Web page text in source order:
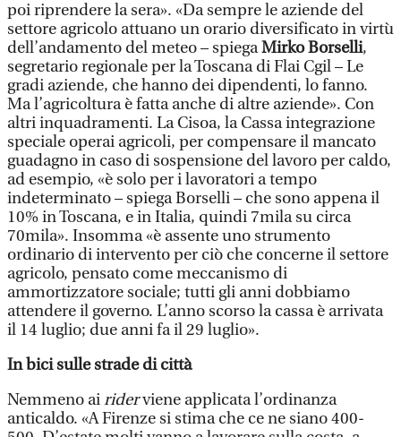
poi riprendere la sera». «Da sempre le aziende del
settore agricolo attuano un orario diversificato in virtù
dell’andamento del meteo – spiegaMirko Borselli,
segretario regionale per la Toscana di Flai Cgil – Le
gradi aziende, che hanno dei dipendenti, lo fanno.
Ma l’agricoltura è fatta anche di altre aziende». Con
altri inquadramenti. La Cisoa, la Cassa integrazione
speciale operai agricoli, per compensare il mancato
guadagno in caso di sospensione del lavoro per caldo,
ad esempio, «è solo per i lavoratori a tempo
indeterminato – spiega Borselli – che sono appena il
10% in Toscana, e in Italia, quindi 7mila su circa
70mila». Insomma «è assente uno strumento
ordinario di intervento per ciò che concerne il settore
agricolo, pensato come meccanismo di
ammortizzatore sociale; tutti gli anni dobbiamo
attendere il governo. L’anno scorso la cassa è arrivata
il 14 luglio; due anni fa il 29 luglio».
In bici sulle strade di città
Nemmeno airiderviene applicata l’ordinanza
anticaldo. «A Firenze si stima che ce ne siano 400-